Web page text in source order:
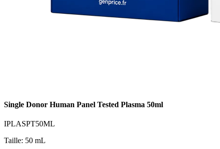
Single Donor Human Panel Tested Plasma 50ml
IPLASPT50ML
Taille: 50 mL